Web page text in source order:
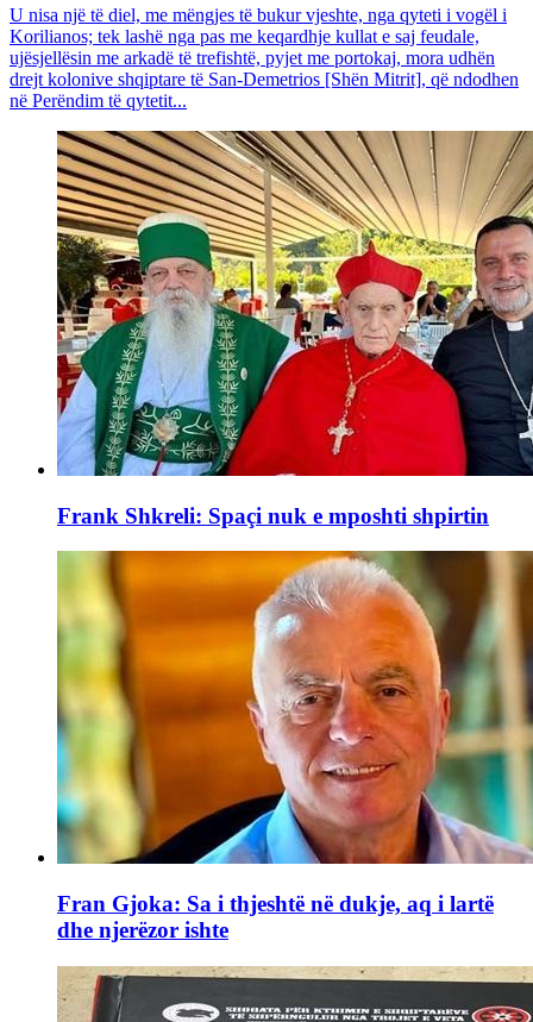
U nisa një të diel, me mëngjes të bukur vjeshte, nga qyteti i vogël i
Korilianos; tek lashë nga pas me keqardhje kullat e saj feudale,
ujësjellësin me arkadë të trefishtë, pyjet me portokaj, mora udhën
drejt kolonive shqiptare të San-Demetrios [Shën Mitrit], që ndodhen
në Perëndim të qytetit...
Frank Shkreli: Spaçi nuk e mposhti shpirtin
Fran Gjoka: Sa i thjeshtë në dukje, aq i lartë
dhe njerëzor ishte